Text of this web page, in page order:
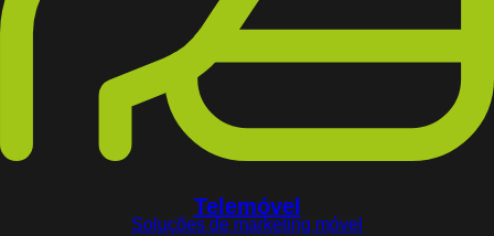
Telemóvel
Soluções de marketing móvel